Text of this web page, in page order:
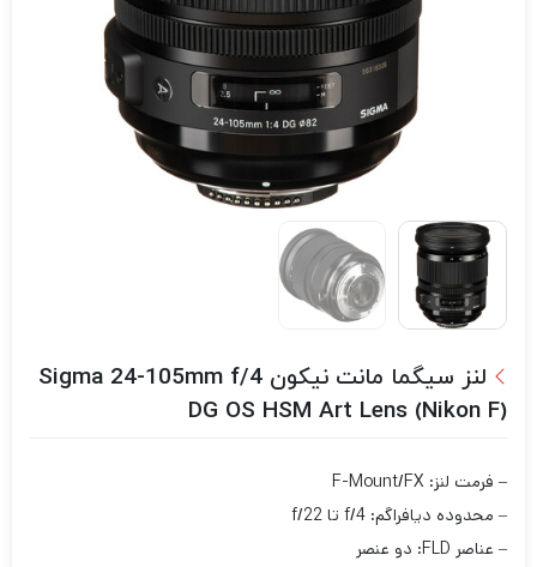
لنز سیگما مانت نیکون Sigma 24-105mm f/4
DG OS HSM Art Lens (Nikon F)
– فرمت لنز: F-Mount/FX
– محدوده دیافراگم: f/4 تا f/22
– عناصر FLD: دو عنصر